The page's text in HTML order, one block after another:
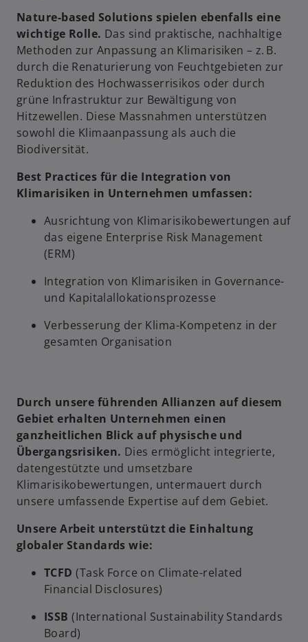
e
t
Nature-based Solutions spielen ebenfalls eine
wichtige Rolle. Das sind praktische, nachhaltige
Methoden zur Anpassung an Klimarisiken – z. B.
durch die Renaturierung von Feuchtgebieten zur
Reduktion des Hochwasserrisikos oder durch
grüne Infrastruktur zur Bewältigung von
Hitzewellen. Diese Massnahmen unterstützen
sowohl die Klimaanpassung als auch die
Biodiversität.
Best Practices für die Integration von
Klimarisiken in Unternehmen umfassen:
Ausrichtung von Klimarisikobewertungen auf
das eigene Enterprise Risk Management
(ERM)
Integration von Klimarisiken in Governance-
und Kapitalallokationsprozesse
Verbesserung der Klima-Kompetenz in der
gesamten Organisation
Durch unsere führenden Allianzen auf diesem
Gebiet erhalten Unternehmen einen
ganzheitlichen Blick auf physische und
Übergangsrisiken. Dies ermöglicht integrierte,
datengestützte und umsetzbare
Klimarisikobewertungen, untermauert durch
unsere umfassende Expertise auf dem Gebiet.
Unsere Arbeit unterstützt die Einhaltung
globaler Standards wie:
TCFD(Task Force on Climate-related
Financial Disclosures)
ISSB(International Sustainability Standards
Board)